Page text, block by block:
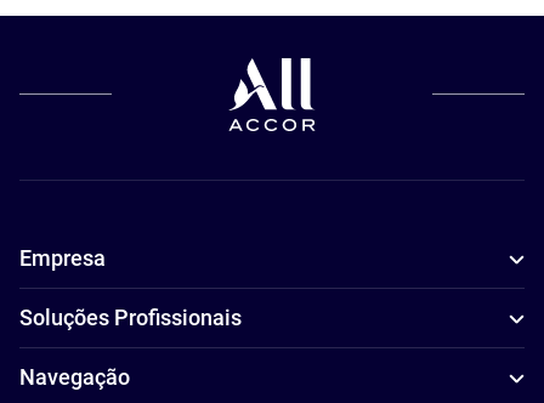
Empresa
Soluções Profissionais
Navegação